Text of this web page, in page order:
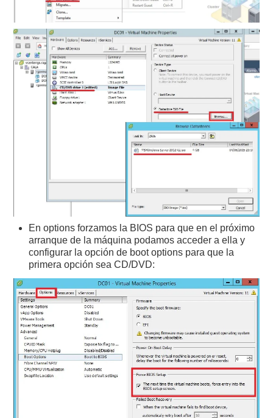
En options forzamos la BIOS para que en el próximo
arranque de la máquina podamos acceder a ella y
configurar la opción de boot options para que la
primera opción sea CD/DVD: